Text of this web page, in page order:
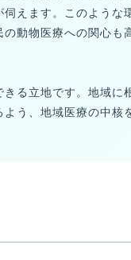
えます。このような
動物医療への関心も
る立地です。地域に
う、地域医療の中核